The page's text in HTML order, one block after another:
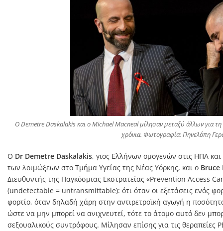
Ο Demetre Daskalakis και ο Michael Macneal μίλησαν μεταξύ άλλων για
χρόνια. Φωτογραφία: Πηνελόπη
Ο Dr Demetre Daskalakis, γιος Ελλήνων ομογενών στις ΗΠΑ
των λοιμώξεων στο Τμήμα Υγείας της Νέας Υόρκης, και ο Bruce
Διευθυντής της Παγκόσμιας Εκστρατείας «Prevention Access
(undetectable = untransmittable): ότι όταν οι εξετάσεις ενός
φορτίο, όταν δηλαδή χάρη στην αντιρετροϊκή αγωγή η
ώστε να μην μπορεί να ανιχνευτεί, τότε το άτομο αυτό δεν
σεξουαλικούς συντρόφους. Μίλησαν επίσης για τις θεραπείες